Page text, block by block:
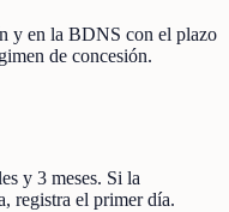
y en la BDNS con el plazo
de concesión.
y 3 meses. Si la
registra el primer día.